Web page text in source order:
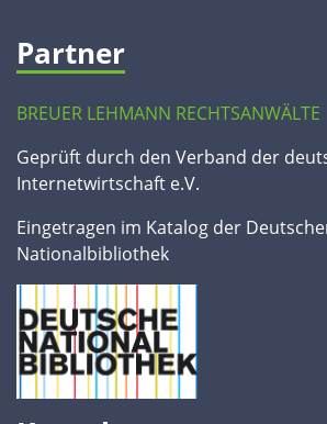
Partner
BREUER LEHMANN RECHTSANWÄLTE
Geprüft durch den Verband der
Internetwirtschaft e.V.
Eingetragen im Katalog der
Nationalbibliothek